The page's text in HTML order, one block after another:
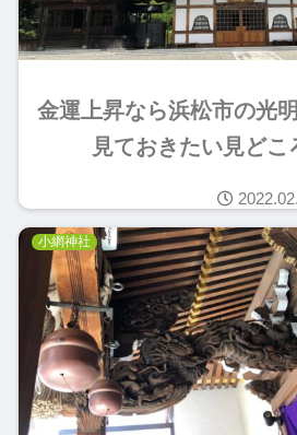
金運上昇なら浜松市の光
見ておきたい見どこ
小網神社